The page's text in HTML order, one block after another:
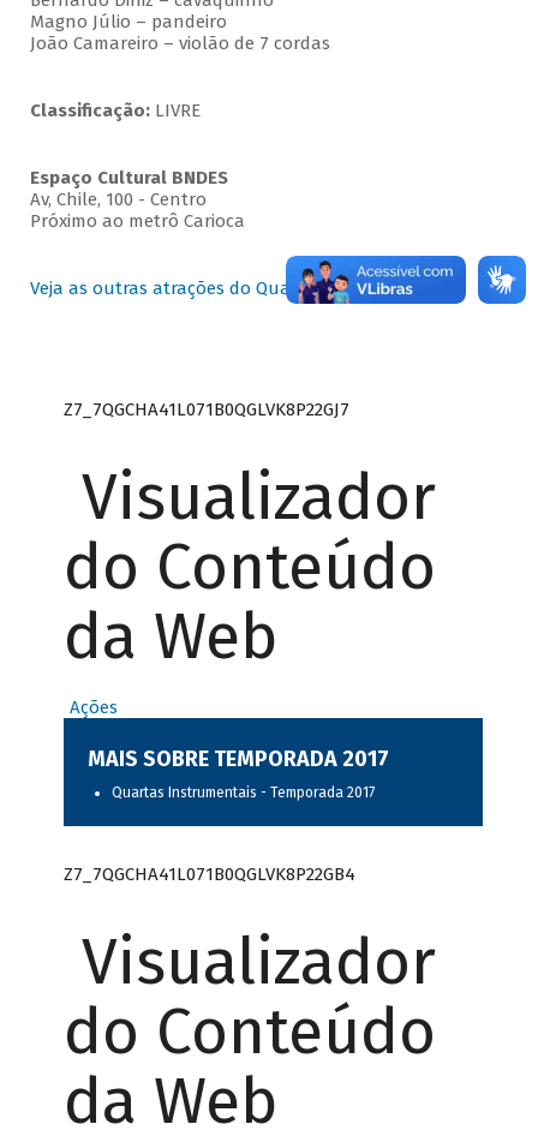
Magno Júlio – pandeiro
João Camareiro – violão de 7 cordas
Classificação:LIVRE
Espaço Cultural BNDES
Av, Chile, 100 - Centro
Próximo ao metrô Carioca
Veja as outras atrações do Quartas Instrumentais
Z7_7QGCHA41L071B0QGLVK8P22GJ7
Visualizador
do Conteúdo
da Web
Ações
MAIS SOBRE TEMPORADA 2017
Quartas Instrumentais - Temporada 2017
Z7_7QGCHA41L071B0QGLVK8P22GB4
Visualizador
do Conteúdo
da Web